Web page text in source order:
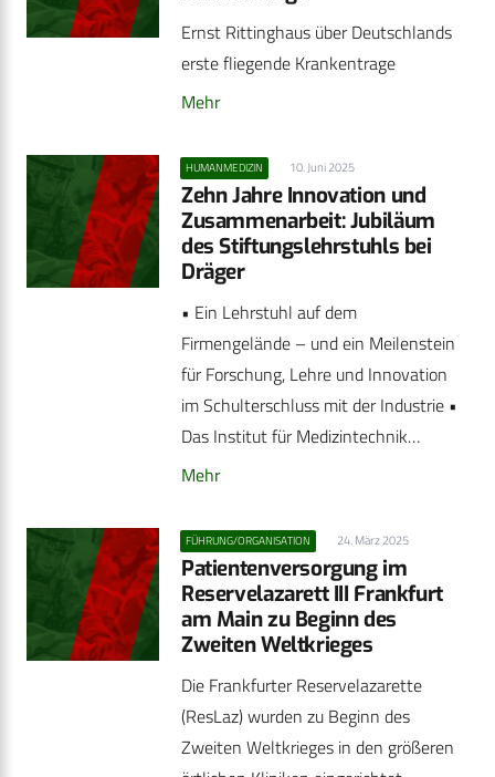
Ernst Rittinghaus über Deutschlands
erste fliegende Krankentrage
Mehr
HUMANMEDIZIN 10. Juni 2025
Zehn Jahre Innovation und
Zusammenarbeit: Jubiläum
des Stiftungslehrstuhls bei
Dräger
• Ein Lehrstuhl auf dem
Firmengelände – und ein Meilenstein
für Forschung, Lehre und Innovation
im Schulterschluss mit der Industrie •
Das Institut für Medizintechnik…
Mehr
FÜHRUNG/ORGANISATION 24. März 2025
Patientenversorgung im
Reservelazarett III Frankfurt
am Main zu Beginn des
Zweiten Weltkrieges
Die Frankfurter Reservelazarette
(ResLaz) wurden zu Beginn des
Zweiten Weltkrieges in den größeren